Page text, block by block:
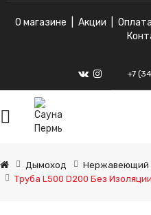
О магазине Акции
+7
Дымоход Нержавеющий
Труба L500 D200 Без